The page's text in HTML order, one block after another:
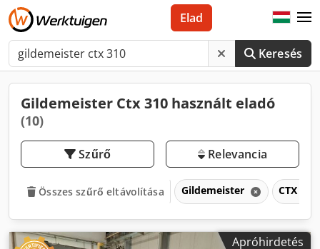
Keresés
Elad
Gildemeister Ctx 310 használt eladó
(10)
Szűrő Relevancia
Összes szűrő eltávolítása Gildemeister CTX 310
Apróhirdetés